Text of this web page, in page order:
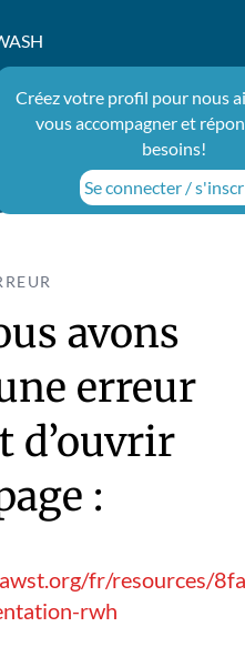
Créez votre profil pour nous
vous accompagner et
besoins!
Se connecter /
avons
erreur
d’ouvrir
:
fr/resources/
rwh